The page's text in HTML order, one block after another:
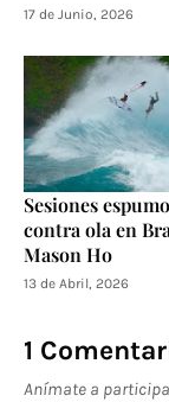
17 de Junio, 2026
Sesiones
contra ola en
Mason Ho
13 de Abril, 2026
1
Anímate a